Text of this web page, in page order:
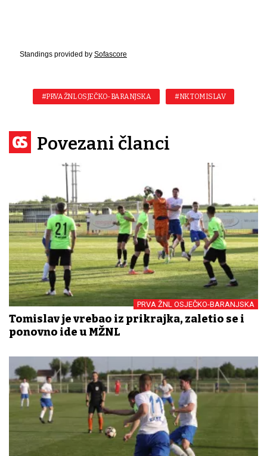
Standings provided by Sofascore
#PRVA ŽNL OSJEČKO-BARANJSKA #NK TOMISLAV
Povezani članci
PRVA ŽNL OSJEČKO-BARANJSKA
Tomislav je vrebao iz prikrajka, zaletio se i
ponovno ide u MŽNL